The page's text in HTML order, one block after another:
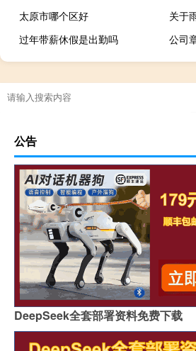
太原市哪个区好
过年带薪休假是出勤吗
公司
公告
DeepSeek全套部署资料免费下载